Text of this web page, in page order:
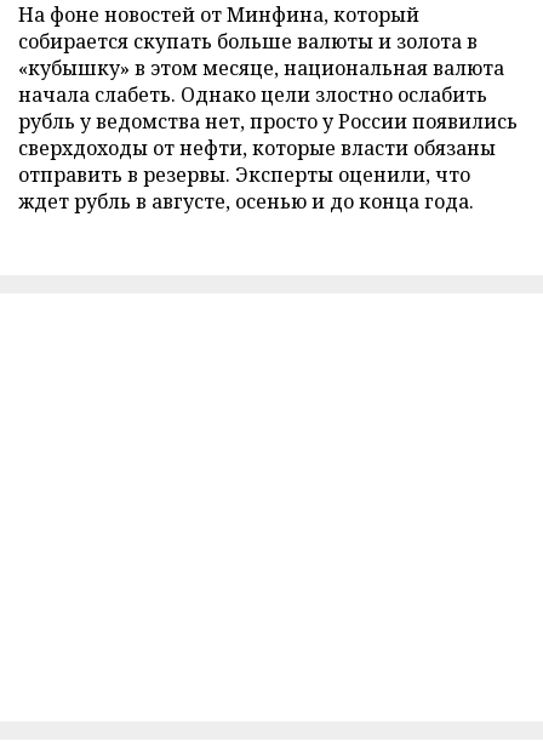
На фоне новостей от Минфина, который
собирается скупать больше валюты и золота в
«кубышку» в этом месяце, национальная валюта
начала слабеть. Однако цели злостно ослабить
рубль у ведомства нет, просто у России появились
сверхдоходы от нефти, которые власти обязаны
отправить в резервы. Эксперты оценили, что
ждет рубль в августе, осенью и до конца года.